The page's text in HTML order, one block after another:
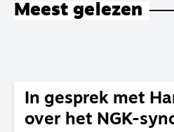
Meest gelezen
In gesprek met
over het NGK-